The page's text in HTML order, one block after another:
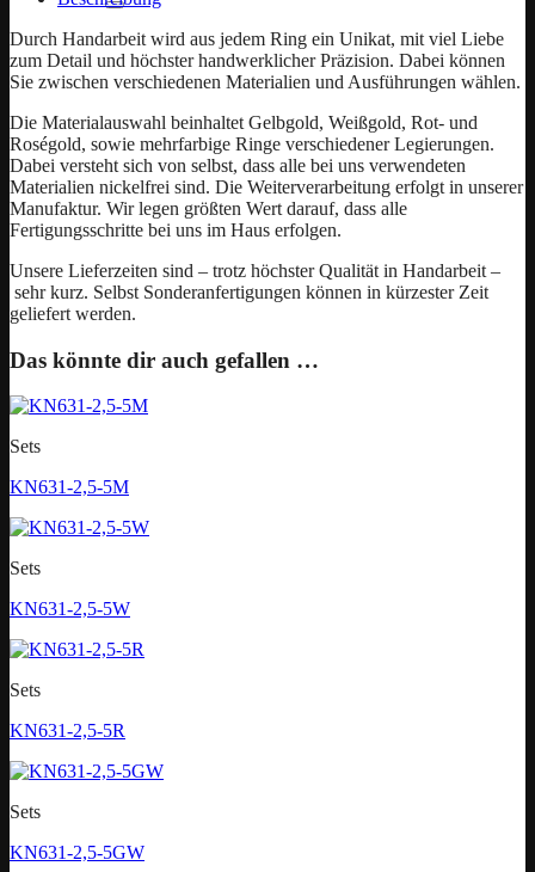
Durch Handarbeit wird aus jedem Ring ein Unikat, mit viel Liebe
zum Detail und höchster handwerklicher Präzision. Dabei können
Sie zwischen verschiedenen Materialien und Ausführungen wählen.
Die Materialauswahl beinhaltet Gelbgold, Weißgold, Rot- und
Roségold, sowie mehrfarbige Ringe verschiedener Legierungen.
Dabei versteht sich von selbst, dass alle bei uns verwendeten
Materialien nickelfrei sind. Die Weiterverarbeitung erfolgt in unserer
Manufaktur. Wir legen größten Wert darauf, dass alle
Fertigungsschritte bei uns im Haus erfolgen.
Unsere Lieferzeiten sind – trotz höchster Qualität in Handarbeit –
sehr kurz. Selbst Sonderanfertigungen können in kürzester Zeit
geliefert werden.
Das könnte dir auch gefallen …
Sets
KN631-2,5-5M
Sets
KN631-2,5-5W
Sets
KN631-2,5-5R
Sets
KN631-2,5-5GW